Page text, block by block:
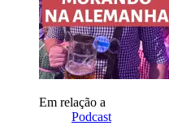
Em relação a
Podcast